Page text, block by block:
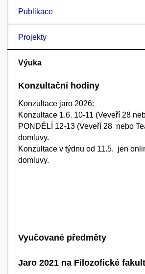
Publikace
Projekty
Výuka
Konzultační hodiny
Konzultace jaro 2026:
Konzultace 1.6. 10-11 (Veveří 28
PONDĚLÍ 12-13 (Veveří 28 nebo
domluvy.
Konzultace v týdnu od 11.5. jen
domluvy.
Vyučované předměty
Jaro 2021 na Filozofické